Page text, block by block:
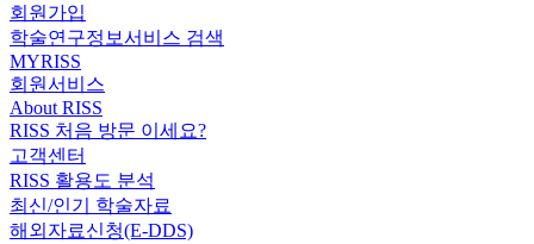
회원가입
학술연구정보서비스 검색
MYRISS
회원서비스
About RISS
RISS 처음 방문 이세요?
고객센터
RISS 활용도 분석
최신/인기 학술자료
해외자료신청(E-DDS)